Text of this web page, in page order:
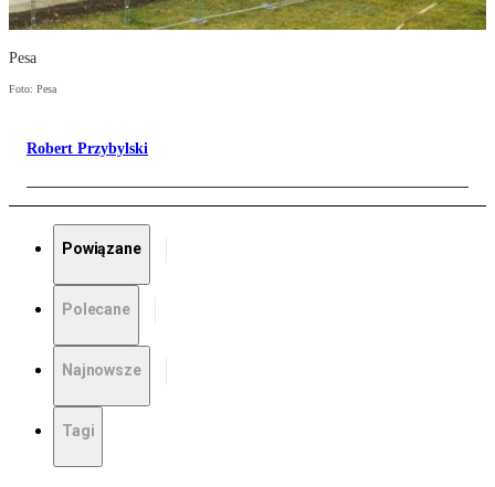
Pesa
Foto: Pesa
Robert Przybylski
Powiązane
Polecane
Najnowsze
Tagi